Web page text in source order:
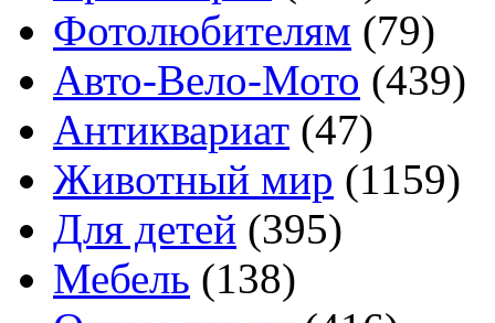
Фотолюбителям (79)
Авто-Вело-Мото (439)
Антиквариат (47)
Животный мир (1159)
Для детей (395)
Мебель (138)